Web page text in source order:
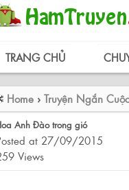
TRANG CHỦ
Home › Truyện Ngắn
Anh Đào trong gió
at 27/09/2015
Views